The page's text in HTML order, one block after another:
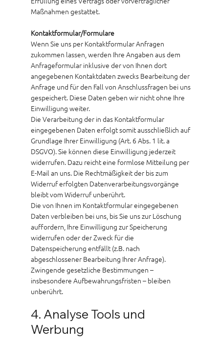
Maßnahmen gestattet.
Kontaktformular/Formulare
Wenn Sie uns per Kontaktformular Anfragen
zukommen lassen, werden Ihre Angaben aus dem
Anfrageformular inklusive der von Ihnen dort
angegebenen Kontaktdaten zwecks Bearbeitung der
Anfrage und für den Fall von Anschlussfragen bei uns
gespeichert. Diese Daten geben wir nicht ohne Ihre
Einwilligung weiter.
Die Verarbeitung der in das Kontaktformular
eingegebenen Daten erfolgt somit ausschließlich auf
Grundlage Ihrer Einwilligung (Art. 6 Abs. 1 lit. a
DSGVO). Sie können diese Einwilligung jederzeit
widerrufen. Dazu reicht eine formlose Mitteilung per
E-Mail an uns. Die Rechtmäßigkeit der bis zum
Widerruf erfolgten Datenverarbeitungsvorgänge
bleibt vom Widerruf unberührt.
Die von Ihnen im Kontaktformular eingegebenen
Daten verbleiben bei uns, bis Sie uns zur Löschung
auffordern, Ihre Einwilligung zur Speicherung
widerrufen oder der Zweck für die
Datenspeicherung entfällt (z.B. nach
abgeschlossener Bearbeitung Ihrer Anfrage).
Zwingende gesetzliche Bestimmungen –
insbesondere Aufbewahrungsfristen – bleiben
unberührt.
4. Analyse Tools und
Werbung